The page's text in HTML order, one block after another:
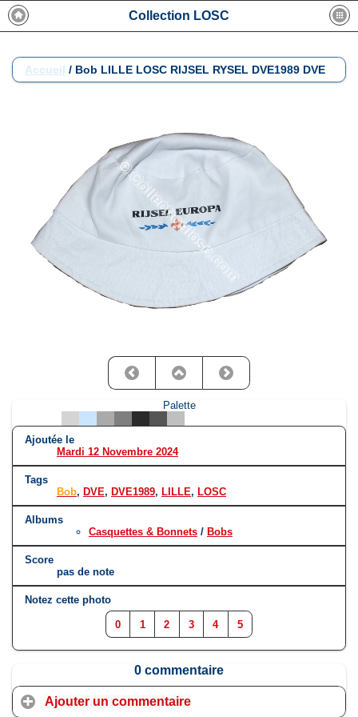
Collection LOSC
Accueil / Bob LILLE LOSC RIJSEL RYSEL DVE1989 DVE
Palette
Ajoutée le
Mardi 12 Novembre 2024
Tags
Bob, DVE, DVE1989, LILLE, LOSC
Albums
Casquettes & Bonnets / Bobs
Score
pas de note
Notez cette photo
0 1 2 3 4 5
0 commentaire
Ajouter un commentaire